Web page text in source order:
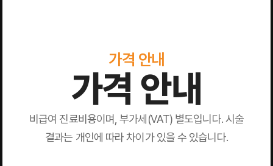
가격 안내
가격 안내
비급여 진료비용이며, 부가세(VAT) 별도입니다. 시술
결과는 개인에 따라 차이가 있을 수 있습니다.